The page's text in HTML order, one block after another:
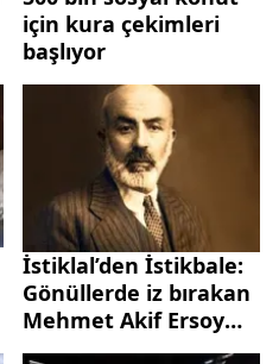
için kura çekimleri
başlıyor
İstiklal’den İstikbale:
Gönüllerde iz bırakan
Mehmet Akif Ersoy
şiirleri